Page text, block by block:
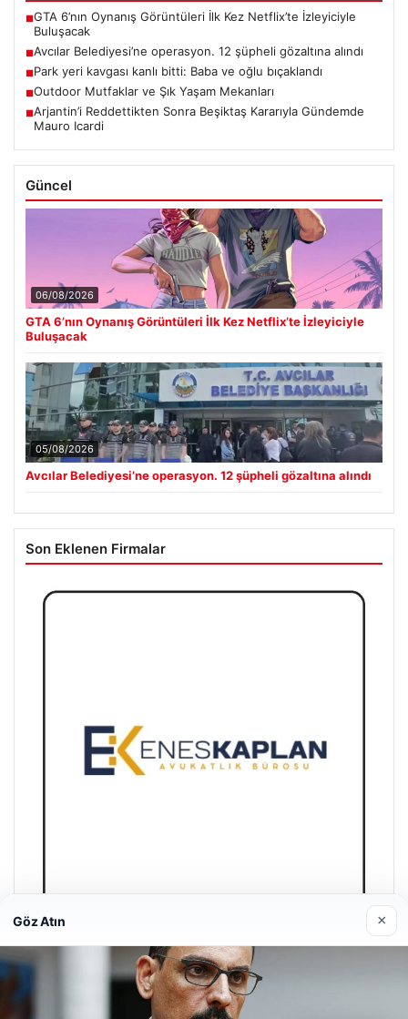
■GTA 6’nın Oynanış Görüntüleri İlk Kez Netflix’te İzleyiciyle
Buluşacak
■Avcılar Belediyesi’ne operasyon. 12 şüpheli gözaltına alındı
■Park yeri kavgası kanlı bitti: Baba ve oğlu bıçaklandı
■Outdoor Mutfaklar ve Şık Yaşam Mekanları
■Arjantin’i Reddettikten Sonra Beşiktaş Kararıyla Gündemde
Mauro Icardi
Güncel
06/08/2026
GTA 6’nın Oynanış Görüntüleri İlk Kez Netflix’te İzleyiciyle
Buluşacak
05/08/2026
Avcılar Belediyesi’ne operasyon. 12 şüpheli gözaltına alındı
Son Eklenen Firmalar
Enes Kaplan Avukatlık Bürosu
28/04/2026
Göz Atın ×